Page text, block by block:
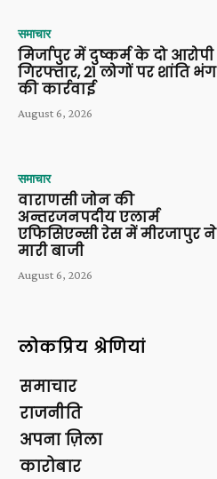
समाचार
मिर्जापुर में दुष्कर्म के दो आरोपी
गिरफ्तार, 21 लोगों पर शांति भंग
की कार्रवाई
August 6, 2026
समाचार
वाराणसी जोन की
अन्तरजनपदीय एलार्म
एफिसिएन्सी रेस में मीरजापुर ने
मारी बाजी
August 6, 2026
लोकप्रिय श्रेणियां
समाचार
राजनीति
अपना ज़िला
कारोबार